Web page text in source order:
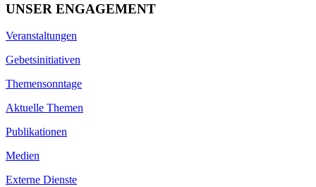
UNSER ENGAGEMENT
Veranstaltungen
Gebetsinitiativen
Themensonntage
Aktuelle Themen
Publikationen
Medien
Externe Dienste